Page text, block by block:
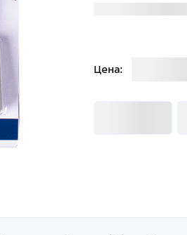
Цена: